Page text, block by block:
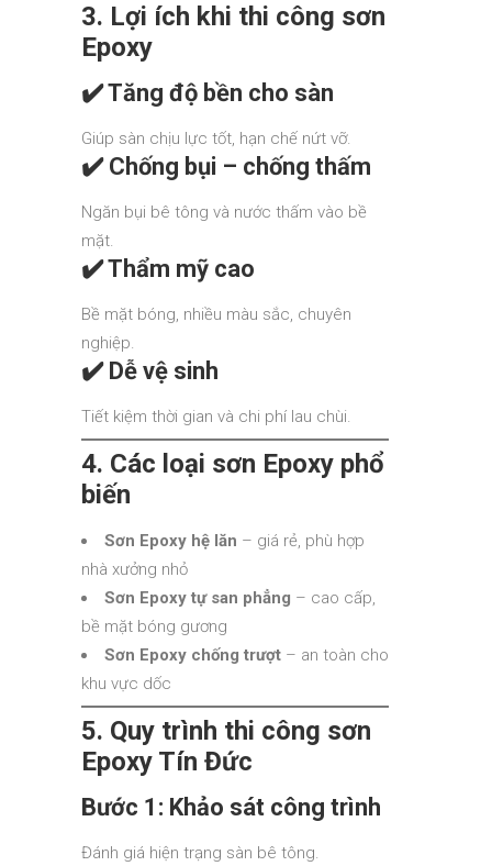
3. Lợi ích khi thi công sơn
Epoxy
✔️ Tăng độ bền cho sàn
Giúp sàn chịu lực tốt, hạn chế nứt vỡ.
✔️ Chống bụi – chống thấm
Ngăn bụi bê tông và nước thấm vào bề
mặt.
✔️ Thẩm mỹ cao
Bề mặt bóng, nhiều màu sắc, chuyên
nghiệp.
✔️ Dễ vệ sinh
Tiết kiệm thời gian và chi phí lau chùi.
4. Các loại sơn Epoxy phổ
biến
Sơn Epoxy hệ lăn – giá rẻ, phù hợp
nhà xưởng nhỏ
Sơn Epoxy tự san phẳng – cao cấp,
bề mặt bóng gương
Sơn Epoxy chống trượt – an toàn cho
khu vực dốc
5. Quy trình thi công sơn
Epoxy Tín Đức
Bước 1: Khảo sát công trình
Đánh giá hiện trạng sàn bê tông.